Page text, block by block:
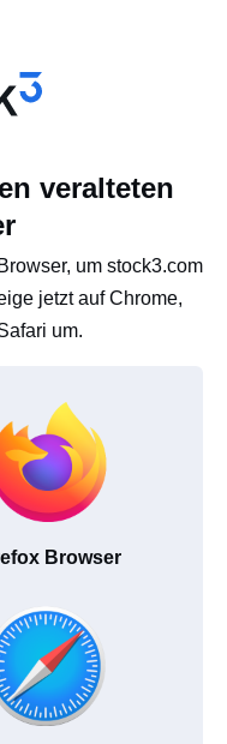
veralteten
um stock3.com
jetzt auf Chrome,
um.
Browser